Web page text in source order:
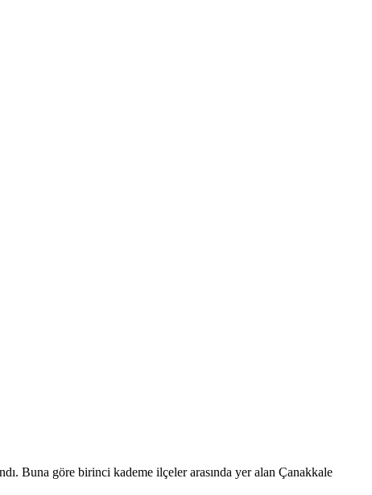
Buna göre birinci kademe ilçeler arasında yer alan Çanakkale